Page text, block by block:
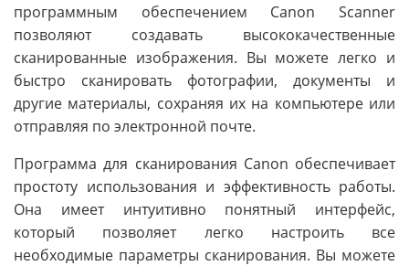
программным обеспечением Canon Scanner
позволяют создавать высококачественные
сканированные изображения. Вы можете легко и
быстро сканировать фотографии, документы и
другие материалы, сохраняя их на компьютере или
отправляя по электронной почте.
Программа для сканирования Canon обеспечивает
простоту использования и эффективность работы.
Она имеет интуитивно понятный интерфейс,
который позволяет легко настроить все
необходимые параметры сканирования. Вы можете